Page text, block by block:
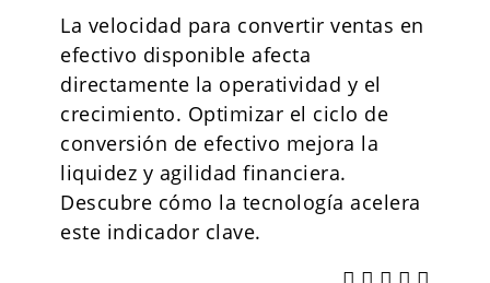
La velocidad para convertir ventas en
efectivo disponible afecta
directamente la operatividad y el
crecimiento. Optimizar el ciclo de
conversión de efectivo mejora la
liquidez y agilidad financiera.
Descubre cómo la tecnología acelera
este indicador clave.